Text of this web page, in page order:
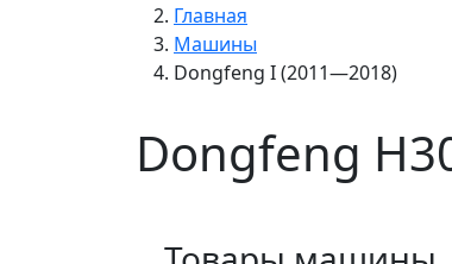
Главная
Машины
Dongfeng I (2011—2018)
Dongfeng